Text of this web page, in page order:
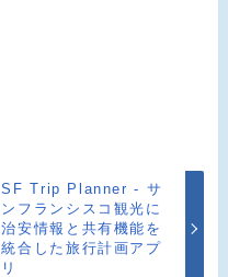
SF Trip Planner - サ
ンフランシスコ観光に
治安情報と共有機能を
統合した旅行計画アプ
リ